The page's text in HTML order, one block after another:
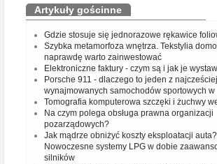
Artykuły gościnne
Gdzie stosuje się jednorazowe rękawice
Szybka metamorfoza wnętrza. Tekstylia
naprawdę warto zainwestować
Elektroniczne faktury - czym są i jak je
Porsche 911 - dlaczego to jeden z najcześciej
wynajmowanych samochodów sportowych w
Tomografia komputerowa szczęki i żuchwy
Na czym polega obsługa prawna organizacji
pozarządowych?
Jak mądrze obniżyć koszty eksploatacji auta?
Nowoczesne systemy LPG w dobie
silników